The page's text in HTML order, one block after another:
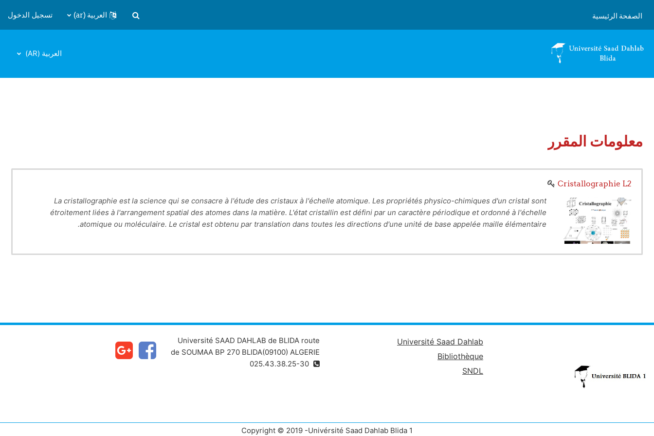
الصفحة الرئيسية
تبديل إدخال البحث
العربية ‎(ar)‎ تسجيل الدخول
العربية ‎(AR)‎
معلومات المقرر
Cristallographie L2
La cristallographie est la science qui se consacre à l'étude des cristaux à l'échelle atomique. Les propriétés physico-chimiques d'un cristal sont
étroitement liées à l'arrangement spatial des atomes dans la matière. L'état cristallin est défini par un caractère périodique et ordonné à l'échelle
atomique ou moléculaire. Le cristal est obtenu par translation dans toutes les directions d'une unité de base appelée maille élémentaire.
Université Saad Dahlab
Bibliothèque
SNDL
Université SAAD DAHLAB de BLIDA route
de SOUMAA BP 270 BLIDA(09100) ALGERIE
Copyright © 2019 -Univérsité Saad Dahlab Blida 1